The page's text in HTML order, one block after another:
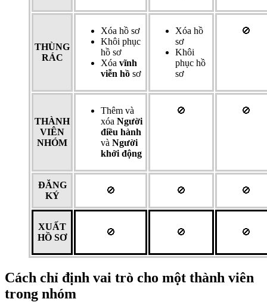
THÙNG
RÁC
Xóa hồ sơ
Khôi phục
hồ sơ
Xóa vĩnh
viễn hồ sơ
Xóa hồ
sơ
Khôi
phục hồ
sơ
🚫
THÀNH
VIÊN
NHÓM
Thêm và
xóa Người
điều hành
và Người
khởi động
🚫 🚫
ĐĂNG
KÝ
🚫 🚫 🚫
XUẤT
HỒ SƠ
🚫 🚫 🚫
Cách chỉ định vai trò cho một thành viên
trong nhóm